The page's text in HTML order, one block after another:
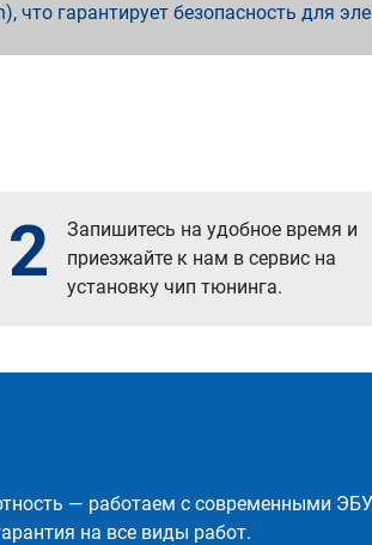
что гарантирует безопасность для
2
Запишитесь на удобное время и
приезжайте к нам в сервис на
установку чип тюнинга.
— работаем с современными
на все виды работ.